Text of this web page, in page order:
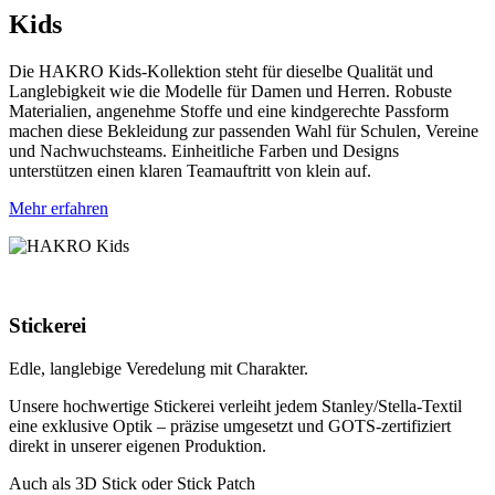
Kids
Die HAKRO Kids-Kollektion steht für dieselbe Qualität und
Langlebigkeit wie die Modelle für Damen und Herren. Robuste
Materialien, angenehme Stoffe und eine kindgerechte Passform
machen diese Bekleidung zur passenden Wahl für Schulen, Vereine
und Nachwuchsteams. Einheitliche Farben und Designs
unterstützen einen klaren Teamauftritt von klein auf.
Mehr erfahren
Stickerei
Edle, langlebige Veredelung mit Charakter.
Unsere hochwertige Stickerei verleiht jedem Stanley/Stella-Textil
eine exklusive Optik – präzise umgesetzt und GOTS-zertifiziert
direkt in unserer eigenen Produktion.
Auch als 3D Stick oder Stick Patch